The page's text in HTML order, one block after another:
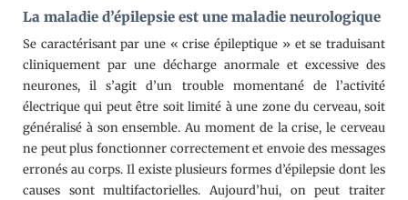
La maladie d’épilepsie est une maladie neurologique
Se caractérisant par une « crise épileptique » et se traduisant
cliniquement par une décharge anormale et excessive des
neurones, il s’agit d’un trouble momentané de l’activité
électrique qui peut être soit limité à une zone du cerveau, soit
généralisé à son ensemble. Au moment de la crise, le cerveau
ne peut plus fonctionner correctement et envoie des messages
erronés au corps. Il existe plusieurs formes d’épilepsie dont les
causes sont multifactorielles. Aujourd’hui, on peut traiter